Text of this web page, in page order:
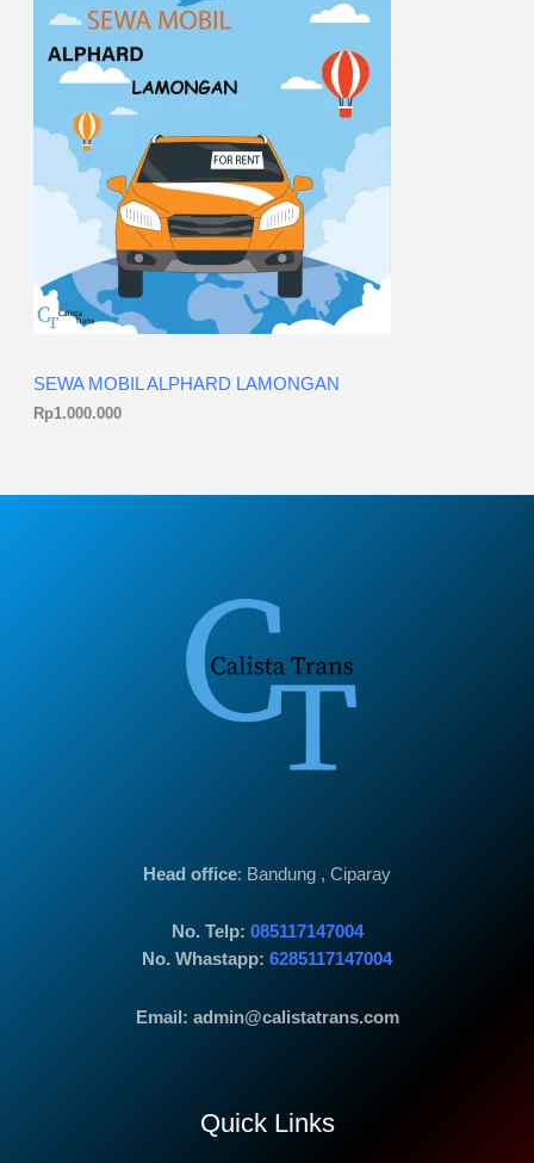
SEWA MOBIL ALPHARD LAMONGAN
Rp1.000.000
Head office: Bandung , Ciparay
No. Telp: 085117147004
No. Whastapp: 6285117147004
Email: admin@calistatrans.com
Quick Links